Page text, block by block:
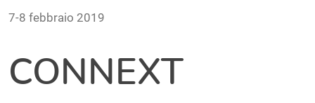
7-8 febbraio 2019
CONNEXT